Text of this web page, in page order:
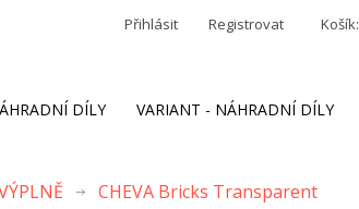
Přihlásit Registrovat Košík:
DÍLY VARIANT - NÁHRADNÍ DÍLY
CHEVA Bricks Transparent